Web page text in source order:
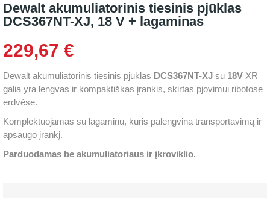
Dewalt akumuliatorinis tiesinis pjūklas
DCS367NT-XJ, 18 V + lagaminas
229,67 €
Dewalt akumuliatorinis tiesinis pjūklas DCS367NT-XJ su 18V XR
galia yra lengvas ir kompaktiškas įrankis, skirtas pjovimui ribotose
erdvėse.
Komplektuojamas su lagaminu, kuris palengvina transportavimą ir
apsaugo įrankį.
Parduodamas be akumuliatoriaus ir įkroviklio.